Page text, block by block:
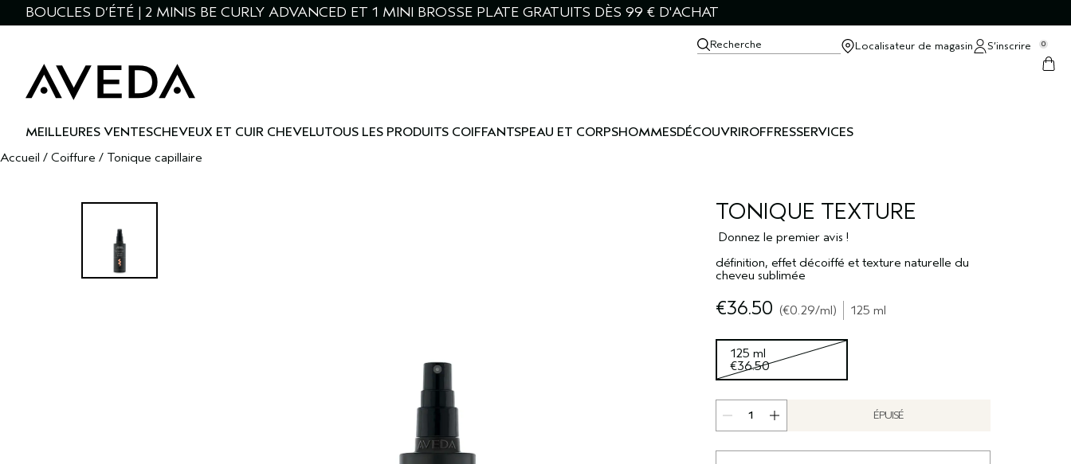
BOUCLES D’ÉTÉ | 2 MINIS BE CURLY ADVANCED ET 1 MINI BROSSE PLATE GRATUITS DÈS 99 € D'ACHAT
Recherche Localisateur de magasin S’inscrire 0
MEILLEURES VENTESCHEVEUX ET CUIR CHEVELUTOUS LES PRODUITS COIFFANTSPEAU ET CORPSHOMMESDÉCOUVRIROFFRESSERVICES
Accueil / Coiffure / Tonique capillaire
TONIQUE TEXTURE
Donnez le premier avis !
définition, effet décoiffé et texture naturelle du
cheveu sublimée
€36.50 €0.29/ml 125 ml
125 ml
€36.50
ÉPUISÉ